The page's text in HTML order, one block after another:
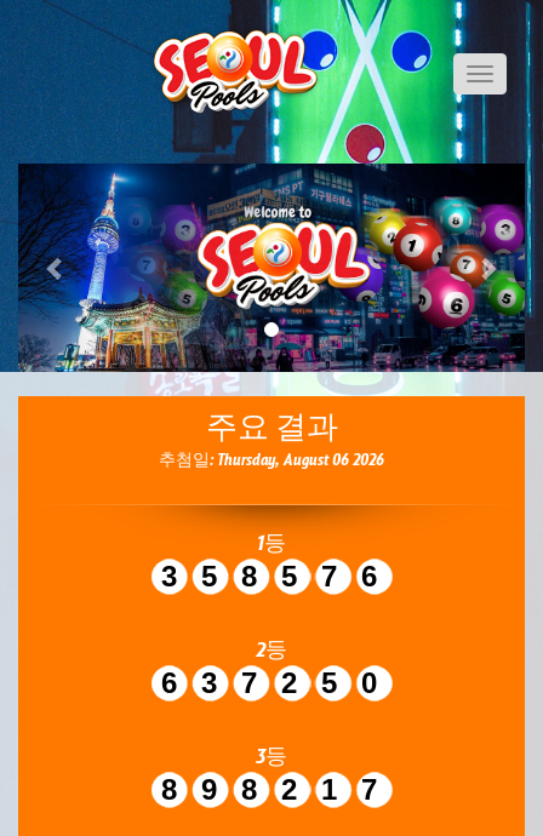
Toggle
Previous Next
주요 결과
추첨일: Thursday, August 06 2026
1등
358576
2등
637250
3등
898217